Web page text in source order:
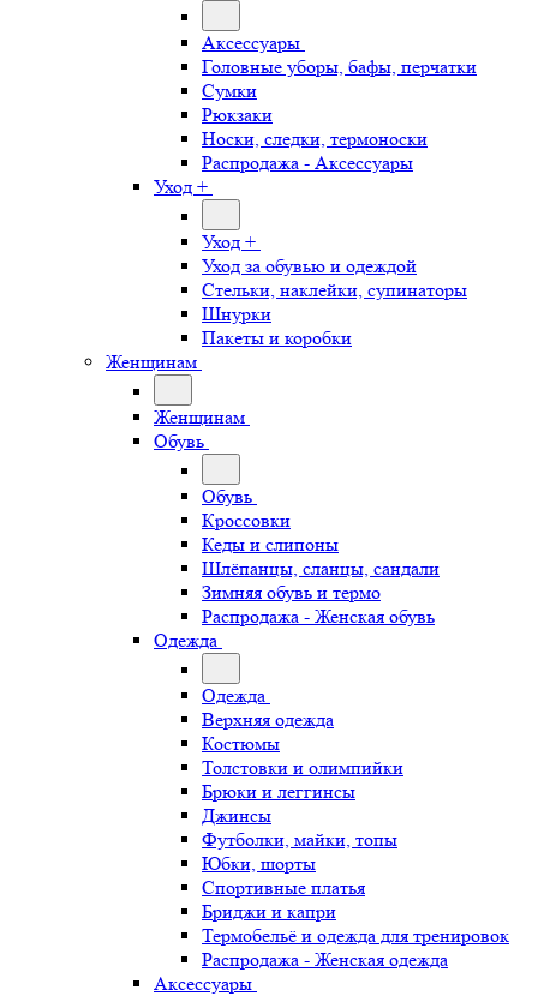
Аксессуары
Головные уборы, бафы, перчатки
Сумки
Рюкзаки
Носки, следки, термоноски
Распродажа - Аксессуары
Уход +
Уход +
Уход за обувью и одеждой
Стельки, наклейки, супинаторы
Шнурки
Пакеты и коробки
Женщинам
Женщинам
Обувь
Обувь
Кроссовки
Кеды и слипоны
Шлёпанцы, сланцы, сандали
Зимняя обувь и термо
Распродажа - Женская обувь
Одежда
Одежда
Верхняя одежда
Костюмы
Толстовки и олимпийки
Брюки и леггинсы
Джинсы
Футболки, майки, топы
Юбки, шорты
Спортивные платья
Бриджи и капри
Термобельё и одежда для тренировок
Распродажа - Женская одежда
Аксессуары